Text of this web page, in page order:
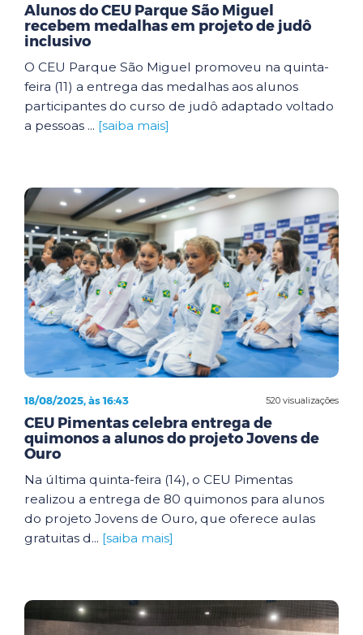
Alunos do CEU Parque São Miguel
recebem medalhas em projeto de judô
inclusivo
O CEU Parque São Miguel promoveu na quinta-
feira (11) a entrega das medalhas aos alunos
participantes do curso de judô adaptado voltado
a pessoas ... [saiba mais]
520 visualizações
18/08/2025, às 16:43
CEU Pimentas celebra entrega de
quimonos a alunos do projeto Jovens de
Ouro
Na última quinta-feira (14), o CEU Pimentas
realizou a entrega de 80 quimonos para alunos
do projeto Jovens de Ouro, que oferece aulas
gratuitas d... [saiba mais]